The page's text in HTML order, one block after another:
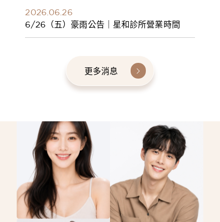
2026.06.26
6/26（五）豪雨公告｜星和診所營業時間
更多消息